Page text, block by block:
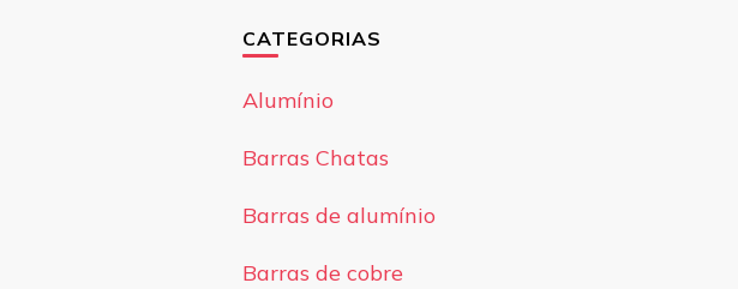
CATEGORIAS
Alumínio
Barras Chatas
Barras de alumínio
Barras de cobre